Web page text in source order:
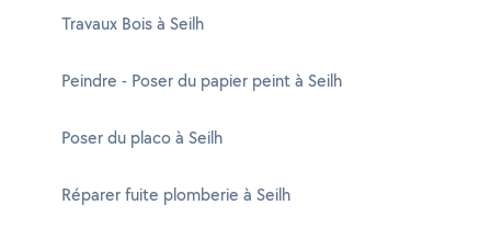
Travaux Bois à Seilh
Peindre - Poser du papier peint à Seilh
Poser du placo à Seilh
Réparer fuite plomberie à Seilh